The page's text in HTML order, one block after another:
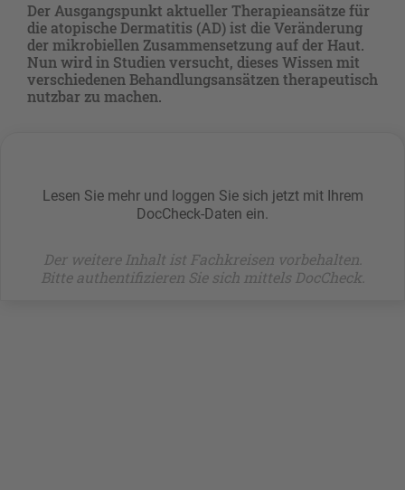
Der Ausgangspunkt aktueller Therapieansätze für
die atopische Dermatitis (AD) ist die Veränderung
der mikrobiellen Zusammensetzung auf der Haut.
Nun wird in Studien versucht, dieses Wissen mit
verschiedenen Behandlungsansätzen therapeutisch
nutzbar zu machen.
Lesen Sie mehr und loggen Sie sich jetzt mit Ihrem
DocCheck-Daten ein.
Der weitere Inhalt ist Fachkreisen vorbehalten.
Bitte authentifizieren Sie sich mittels DocCheck.